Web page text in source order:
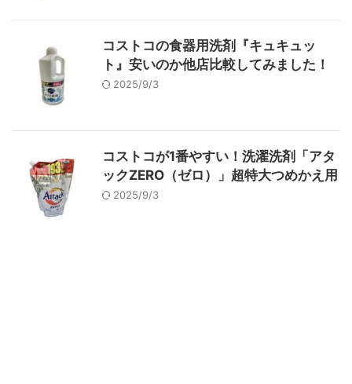
コストコの食器用洗剤『キュキュッ
ト』安いのか他店比較してみました！
2025/9/3
コストコが1番やすい！洗濯洗剤「アタ
ックZERO（ゼロ）」超特大つめかえ用
2025/9/3